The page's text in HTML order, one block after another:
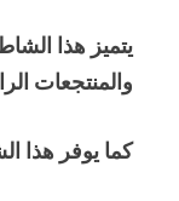
يتميز هذا
والمنتجعات
كما يوفر هذا